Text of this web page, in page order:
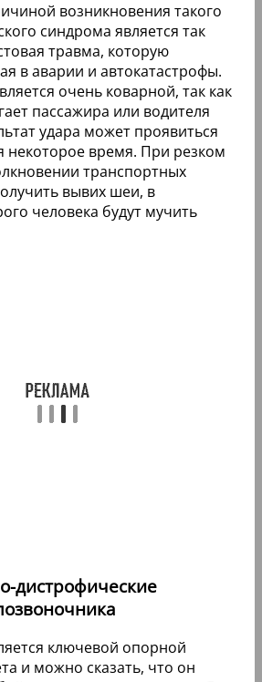
возникновения такого
синдрома является так
травма, которую
в аварии и автокатастрофы.
очень коварной, так как
пассажира или водителя
удара может проявиться
некоторое время. При резком
транспортных
вывих шеи, в
человека будут мучить
дистрофические
ключевой опорной
и можно сказать, что он